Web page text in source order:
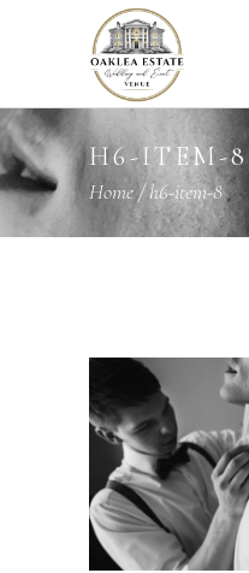
H6-ITEM-8
Home/h6-item-8